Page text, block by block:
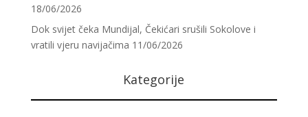
18/06/2026
Dok svijet čeka Mundijal, Čekićari srušili Sokolove i
vratili vjeru navijačima 11/06/2026
Kategorije